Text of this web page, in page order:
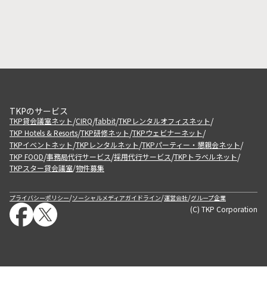
TKPのサービス
TKP貸会議室ネット/CIRQ/fabbit/TKPレンタルオフィスネット/
TKP Hotels & Resorts/TKP研修ネット/TKPウェビナーネット/
TKPイベントネット/TKPレンタルネット/TKPパーティー・懇親会ネット/
TKP FOOD/事務局代行サービス/採用代行サービス/TKPトラベルネット/
TKPスター貸会議室/物件募集
プライバシーポリシー/ソーシャルメディアガイドライン/運営会社/グループ企業
(C) TKP Corporation